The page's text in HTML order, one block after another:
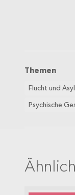
Themen
Flucht und Asyl
Psychische